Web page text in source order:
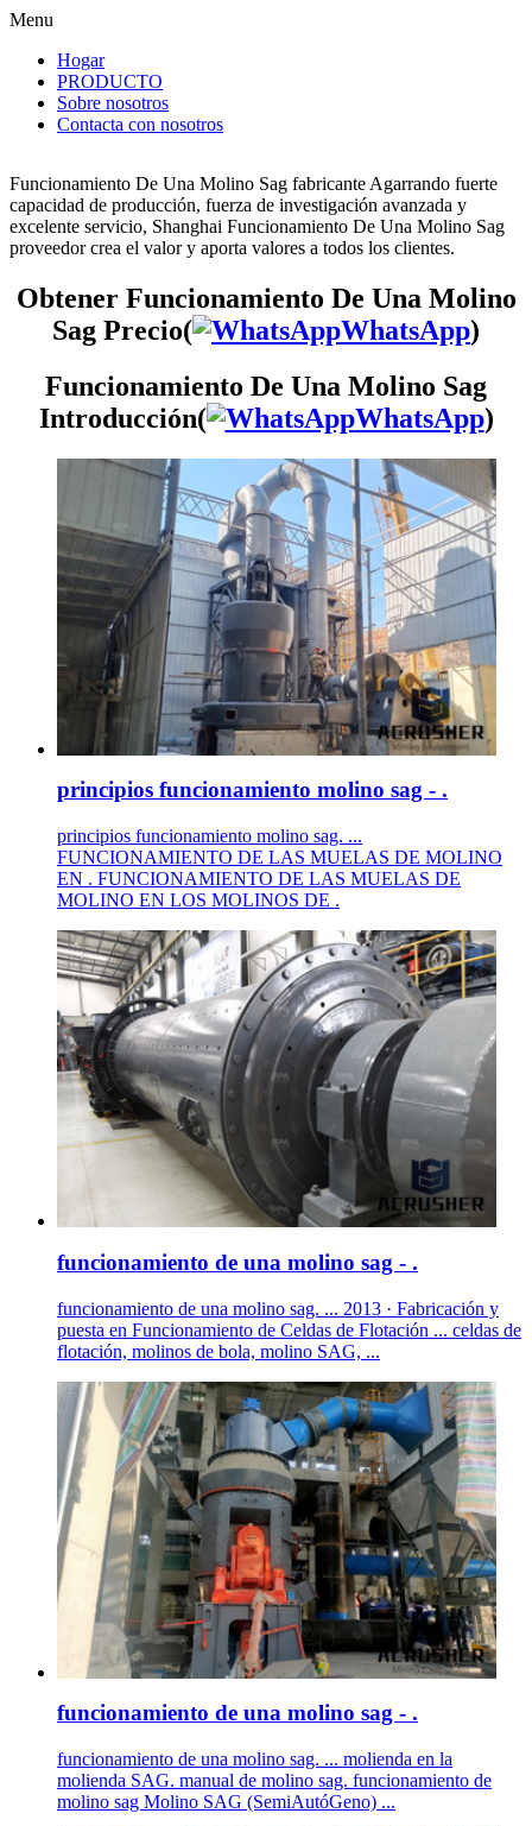
Menu
Hogar
PRODUCTO
Sobre nosotros
Contacta con nosotros
Funcionamiento De Una Molino Sag fabricante Agarrando fuerte
capacidad de producción, fuerza de investigación avanzada y
excelente servicio, Shanghai Funcionamiento De Una Molino Sag
proveedor crea el valor y aporta valores a todos los clientes.
Obtener Funcionamiento De Una Molino
Sag Precio(
WhatsApp)
Funcionamiento De Una Molino Sag
Introducción(
WhatsApp)
principios funcionamiento molino sag - .
principios funcionamiento molino sag. ...
FUNCIONAMIENTO DE LAS MUELAS DE MOLINO
EN . FUNCIONAMIENTO DE LAS MUELAS DE
MOLINO EN LOS MOLINOS DE .
funcionamiento de una molino sag - .
funcionamiento de una molino sag. ... 2013 · Fabricación y
puesta en Funcionamiento de Celdas de Flotación ... celdas de
flotación, molinos de bola, molino SAG, ...
funcionamiento de una molino sag - .
funcionamiento de una molino sag. ... molienda en la
molienda SAG. manual de molino sag. funcionamiento de
molino sag Molino SAG (SemiAutóGeno) ...